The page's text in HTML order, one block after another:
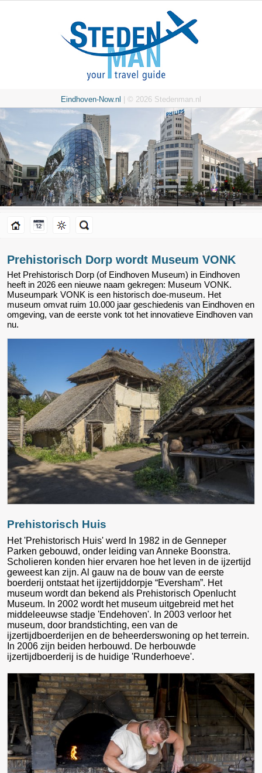
Eindhoven-Now.nl | © 2026 Stedenman.nl
Prehistorisch Dorp wordt Museum VONK
Het Prehistorisch Dorp (of Eindhoven Museum) in Eindhoven
heeft in 2026 een nieuwe naam gekregen: Museum VONK.
Museumpark VONK is een historisch doe-museum. Het
museum omvat ruim 10.000 jaar geschiedenis van Eindhoven en
omgeving, van de eerste vonk tot het innovatieve Eindhoven van
nu.
Prehistorisch Huis
Het 'Prehistorisch Huis' werd In 1982 in de Genneper
Parken gebouwd, onder leiding van Anneke Boonstra.
Scholieren konden hier ervaren hoe het leven in de ijzertijd
geweest kan zijn. Al gauw na de bouw van de eerste
boerderij ontstaat het ijzertijddorpje “Eversham”. Het
museum wordt dan bekend als Prehistorisch Openlucht
Museum. In 2002 wordt het museum uitgebreid met het
middeleeuwse stadje 'Endehoven'. In 2003 verloor het
museum, door brandstichting, een van de
ijzertijdboerderijen en de beheerderswoning op het terrein.
In 2006 zijn beiden herbouwd. De herbouwde
ijzertijdboerderij is de huidige 'Runderhoeve'.